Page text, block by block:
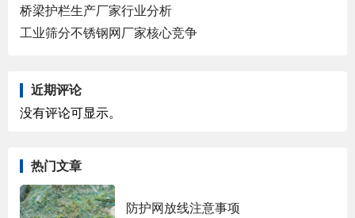
桥梁护栏生产厂家行业分析
工业筛分不锈钢网厂家核心竞争
近期评论
没有评论可显示。
热门文章
防护网放线注意事项